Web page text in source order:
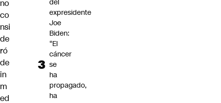
no
co
nsi
de
ró
de
in
m
ed
del
expresidente
Joe
Biden:
“El
cáncer
se
ha
propagado,
ha